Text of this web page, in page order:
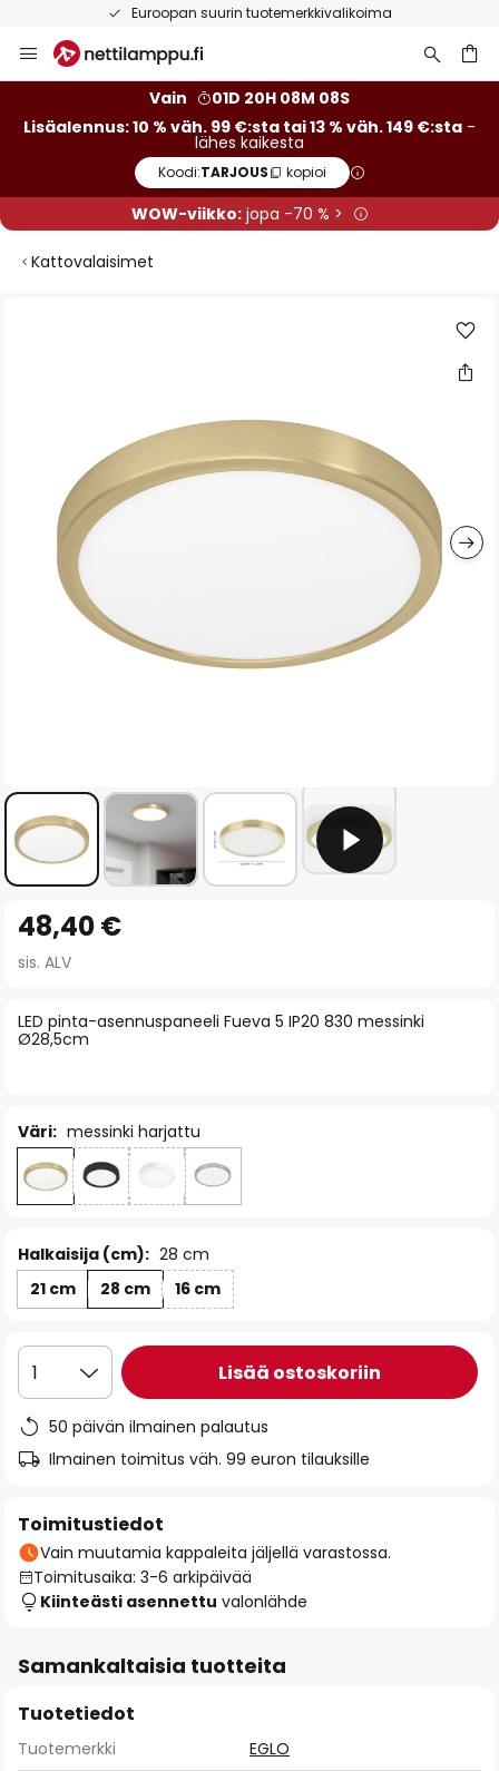
Euroopan suurin tuotemerkkivalikoima
to
Vain
01D 20H 08M 08S
Lisäalennus: 10 % väh. 99 €:sta tai 13 % väh. 149 €:sta -
lähes kaikesta
Koodi:TARJOUS kopioi
WOW-viikko:jopa -70 % >
Kattovalaisimet
gallery
to
the
of
the
LED pinta-asennuspaneeli Fueva 5 IP20 830 messinki
Ø28,5cm
48,40 €
sis. ALV
Väri: messinki harjattu
Halkaisija (cm): 28 cm
21 cm
28 cm 16 cm
1 Lisää ostoskoriin
50 päivän ilmainen palautus
Ilmainen toimitus väh. 99 euron tilauksille
Toimitustiedot
Vain muutamia kappaleita jäljellä varastossa.
Toimitusaika: 3-6 arkipäivää
Kiinteästi asennettu valonlähde
Samankaltaisia tuotteita
Tuotetiedot
Tuotemerkki
EGLO